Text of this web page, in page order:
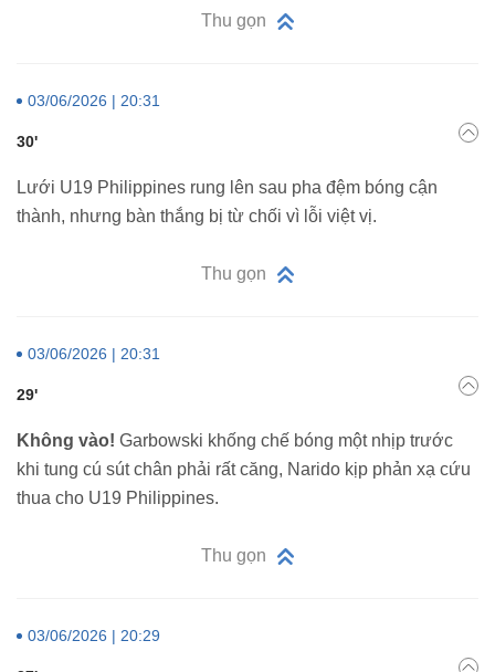
Thu gọn
03/06/2026 | 20:31
30'
Lưới U19 Philippines rung lên sau pha đệm bóng cận
thành, nhưng bàn thắng bị từ chối vì lỗi việt vị.
Thu gọn
03/06/2026 | 20:31
29'
Không vào! Garbowski khống chế bóng một nhịp trước
khi tung cú sút chân phải rất căng, Narido kịp phản xạ cứu
thua cho U19 Philippines.
Thu gọn
03/06/2026 | 20:29